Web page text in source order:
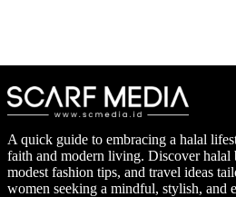
A quick guide to embracing a halal
faith and modern living. Discover halal
modest fashion tips, and travel ideas
women seeking a mindful, stylish, and